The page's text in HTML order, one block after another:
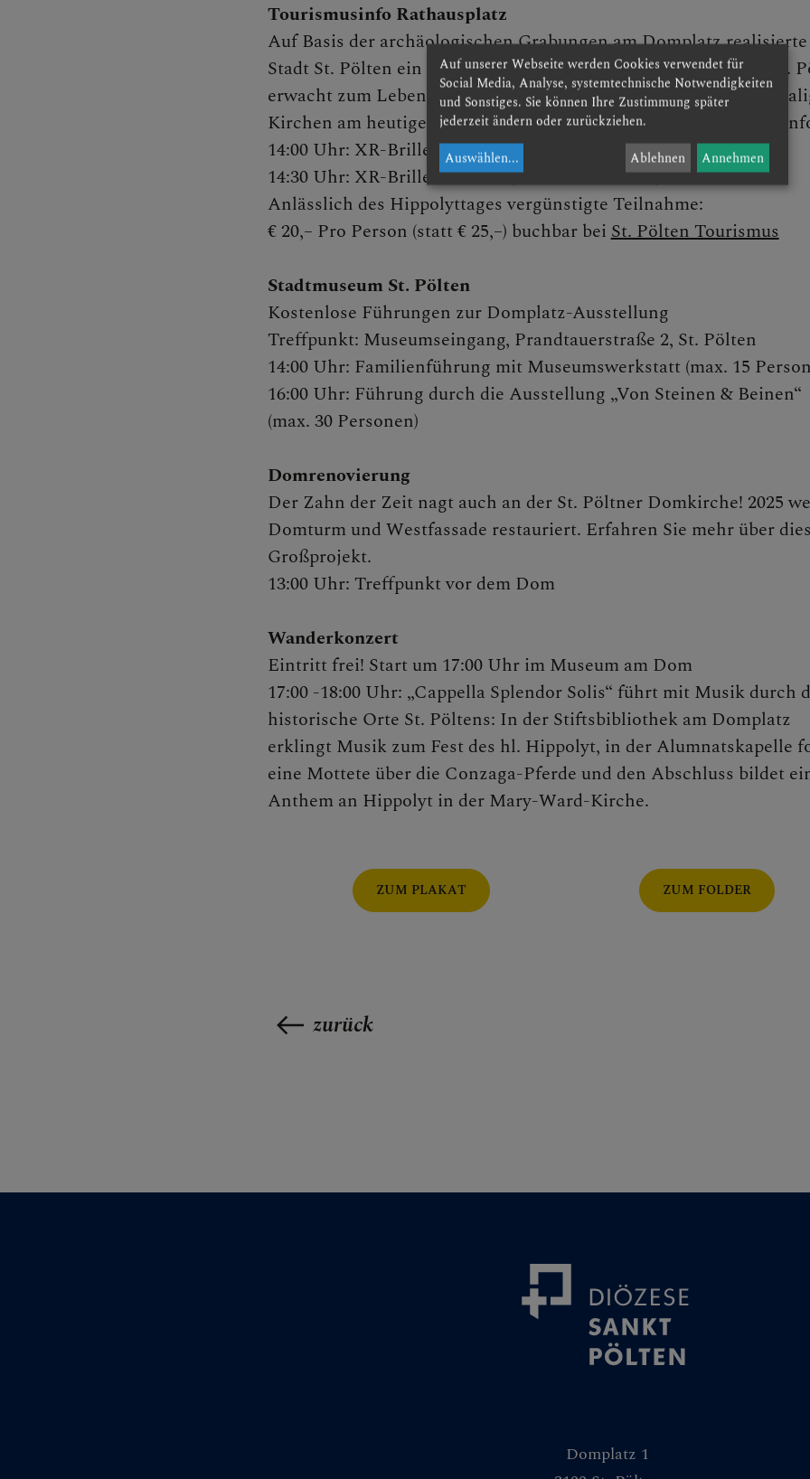
Caritas St. Pölten & NÖ-West
Familie
Presse und Aktuelles
Gewalt & Missbrauch
Tourismusinfo Rathausplatz
Auf Basis der archäologischen Grabungen am Domplatz
Stadt St. Pölten ein einzigartiges Projekt: Das mittelalterliche St.
erwacht zum Leben! Entdecken Sie mit einer XR-Brille die
Kirchen am heutigen Domplatz hautnah. Treffpunkt:
14:00 Uhr: XR-Brillen-Tour I (max. 14 Personen)
14:30 Uhr: XR-Brillen-Tour II (max. 14 Personen)
Anlässlich des Hippolyttages vergünstigte Teilnahme:
€ 20,– Pro Person (statt € 25,–) buchbar beiSt. Pölten Tourismus
Stadtmuseum St. Pölten
Kostenlose Führungen zur Domplatz-Ausstellung
Treffpunkt: Museumseingang, Prandtauerstraße 2, St. Pölten
14:00 Uhr: Familienführung mit Museumswerkstatt (max. 15
16:00 Uhr: Führung durch die Ausstellung „Von Steinen & Beinen“
(max. 30 Personen)
Domrenovierung
Der Zahn der Zeit nagt auch an der St. Pöltner Domkirche! 2025
Domturm und Westfassade restauriert. Erfahren Sie mehr über
Großprojekt.
13:00 Uhr: Treffpunkt vor dem Dom
Wanderkonzert
Eintritt frei! Start um 17:00 Uhr im Museum am Dom
17:00 -18:00 Uhr: „Cappella Splendor Solis“ führt mit Musik durch
historische Orte St. Pöltens: In der Stiftsbibliothek am Domplatz
erklingt Musik zum Fest des hl. Hippolyt, in der Alumnatskapelle
eine Mottete über die Conzaga-Pferde und den Abschluss bildet
Anthem an Hippolyt in der Mary-Ward-Kirche.
ZUM PLAKAT ZUM FOLDER
zurück
Domplatz 1
Auf unserer Webseite werden Cookies verwendet für
Social Media, Analyse, systemtechnische Notwendigkeiten
und Sonstiges. Sie können Ihre Zustimmung später
jederzeit ändern oder zurückziehen.
Auswählen... Ablehnen Annehmen